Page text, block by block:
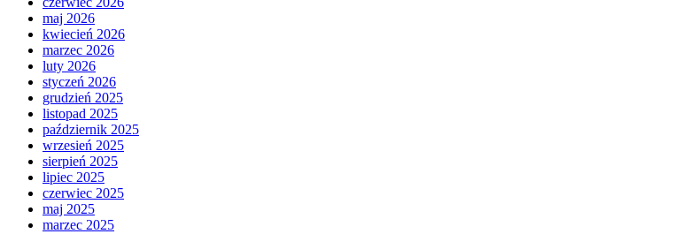
maj 2026
kwiecień 2026
marzec 2026
luty 2026
styczeń 2026
grudzień 2025
listopad 2025
październik 2025
wrzesień 2025
sierpień 2025
lipiec 2025
czerwiec 2025
maj 2025
marzec 2025